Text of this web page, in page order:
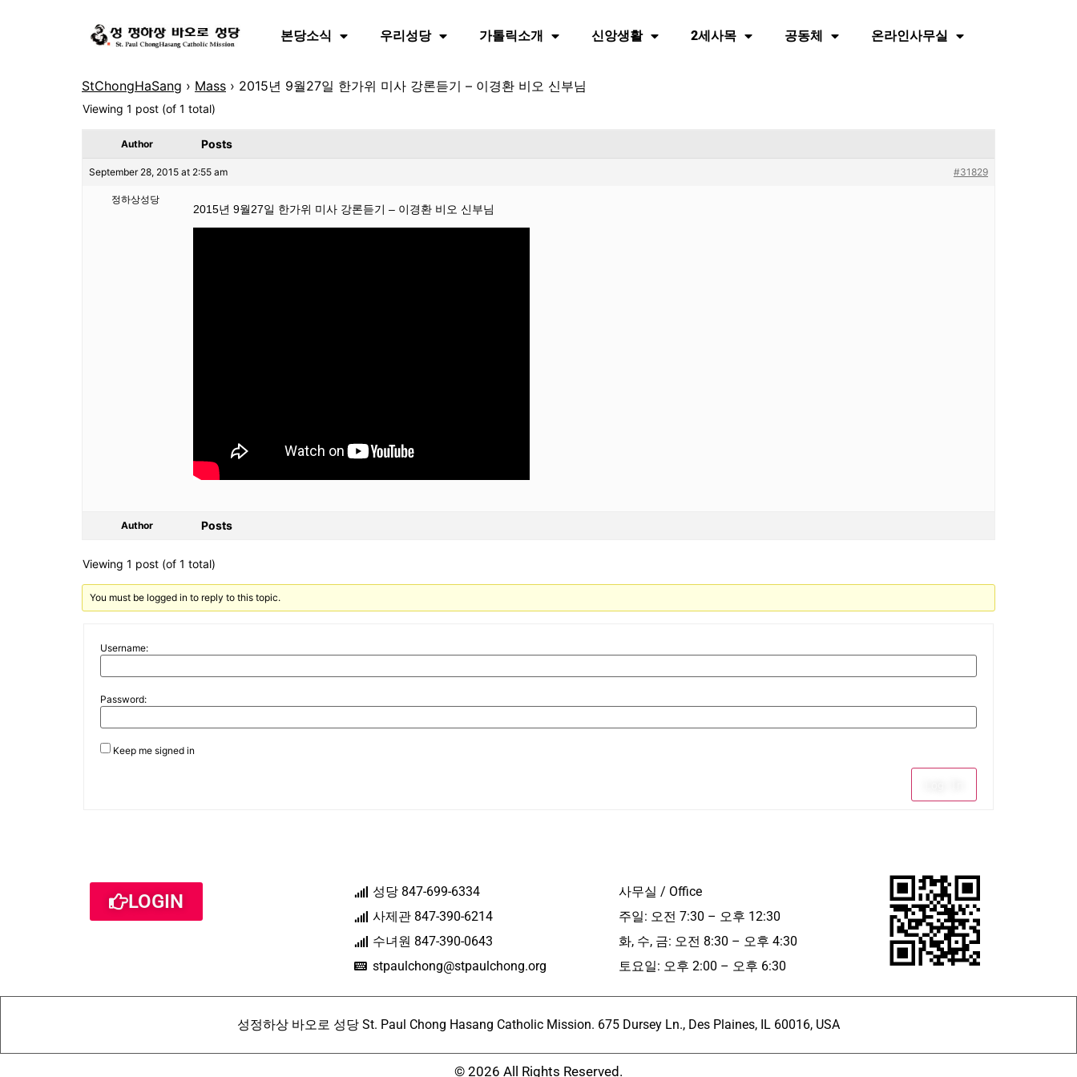
본당소식 우리성당 가톨릭소개 신앙생활 2세사목 공동체 온라인사무실
StChongHaSang › Mass › 2015년 9월27일 한가위 미사 강론듣기 – 이경환 비오 신부님
Viewing 1 post (of 1 total)
Author Posts
September 28, 2015 at 2:55 am #31829
정하상성당
2015년 9월27일 한가위 미사 강론듣기 – 이경환 비오 신부님
Author Posts
Viewing 1 post (of 1 total)
You must be logged in to reply to this topic.
Username:
Password:
Keep me signed in
LOGIN
성당 847-699-6334
사제관 847-390-6214
수녀원 847-390-0643
stpaulchong@stpaulchong.org
사무실 / Office
주일: 오전 7:30 – 오후 12:30
화, 수, 금: 오전 8:30 – 오후 4:30
토요일: 오후 2:00 – 오후 6:30
성정하상 바오로 성당 St. Paul Chong Hasang Catholic Mission. 675 Dursey Ln., Des Plaines, IL 60016, USA
© 2026 All Rights Reserved.